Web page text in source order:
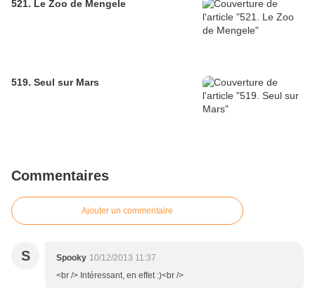
521. Le Zoo de Mengele
519. Seul sur Mars
Commentaires
Ajouter un commentaire
S Spooky 10/12/2013 11:37
<br /> Intéressant, en effet :)<br />